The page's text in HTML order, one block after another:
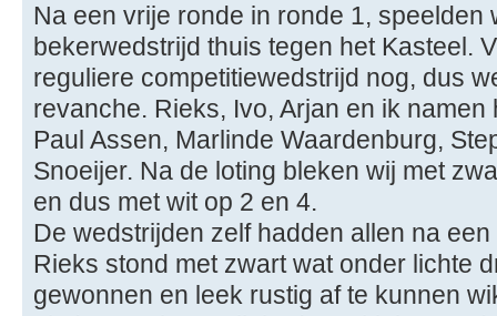
Na een vrije ronde in ronde 1, speelden
bekerwedstrijd thuis tegen het Kasteel.
reguliere competitiewedstrijd nog, dus
revanche. Rieks, Ivo, Arjan en ik
Paul Assen, Marlinde Waardenburg,
Snoeijer. Na de loting bleken wij met
en dus met wit op 2 en 4.
De wedstrijden zelf hadden allen na
Rieks stond met zwart wat onder lichte
gewonnen en leek rustig af te kunnen